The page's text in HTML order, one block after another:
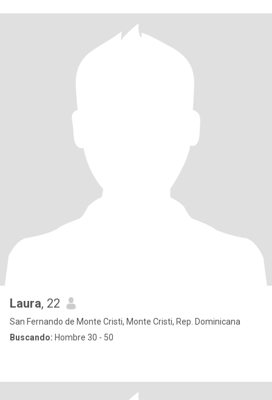
Laura, 22
San Fernando de Monte Cristi, Monte Cristi, Rep. Dominicana
Buscando: Hombre 30 - 50